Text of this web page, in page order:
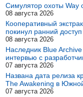
Симулятор охоты Way
08 августа 2026
Кооперативный
покинул ранний доступ
08 августа 2026
Наследник Blue
интервью с
07 августа 2026
Названа дата релиза
The Awakening в
07 августа 2026